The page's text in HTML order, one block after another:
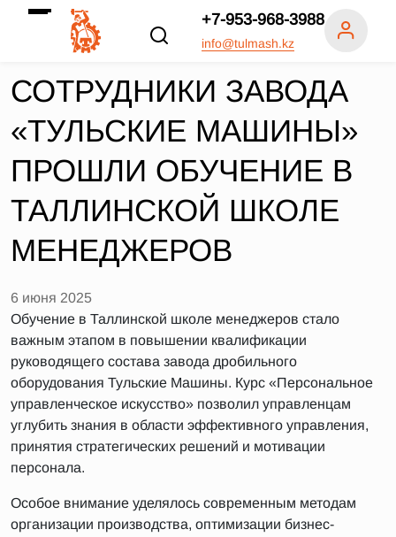
+7-953-968-3988
info@tulmash.kz
СОТРУДНИКИ ЗАВОДА
«ТУЛЬСКИЕ МАШИНЫ»
ПРОШЛИ ОБУЧЕНИЕ В
ТАЛЛИНСКОЙ ШКОЛЕ
МЕНЕДЖЕРОВ
6 июня 2025
Обучение в Таллинской школе менеджеров стало
важным этапом в повышении квалификации
руководящего состава завода дробильного
оборудования Тульские Машины. Курс «Персональное
управленческое искусство» позволил управленцам
углубить знания в области эффективного управления,
принятия стратегических решений и мотивации
персонала.
Особое внимание уделялось современным методам
организации производства, оптимизации бизнес-